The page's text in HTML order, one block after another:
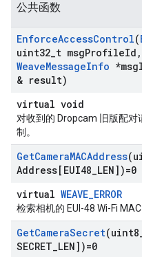
公共函数
EnforceAccessControl(
uint32 t msgProfileId ,
WeaveMessageInfo *msg
& result)
virtual void
对收到的 Dropcam 旧版配
制。
GetCameraMACAddress(
Address[EUI48 LEN])=0
virtual WEAVE_ERROR
检索相机的 EUI-48 Wi-Fi MAC
GetCameraSecret(
SECRET LEN])=0